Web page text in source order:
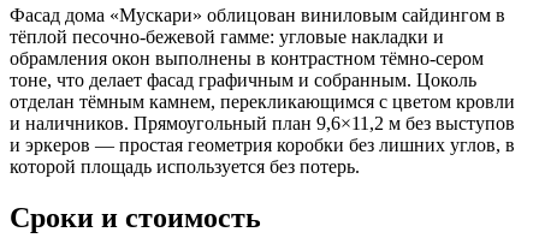
Фасад дома «Мускари» облицован виниловым сайдингом в
тёплой песочно-бежевой гамме: угловые накладки и
обрамления окон выполнены в контрастном тёмно-сером
тоне, что делает фасад графичным и собранным. Цоколь
отделан тёмным камнем, перекликающимся с цветом кровли
и наличников. Прямоугольный план 9,6×11,2 м без выступов
и эркеров — простая геометрия коробки без лишних углов, в
которой площадь используется без потерь.
Сроки и стоимость